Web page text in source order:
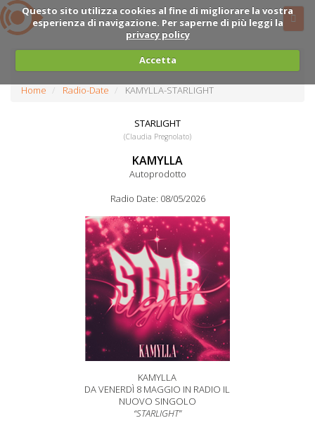
Questo sito utilizza cookies al fine di migliorare la vostra
esperienza di navigazione. Per saperne di più leggi la
privacy policy
Accetta
Home Radio-Date KAMYLLA-STARLIGHT
STARLIGHT
(Claudia Pregnolato)
KAMYLLA
Autoprodotto
Radio Date: 08/05/2026
KAMYLLA
DA VENERDÌ 8 MAGGIO IN RADIO IL
NUOVO SINGOLO
“STARLIGHT”